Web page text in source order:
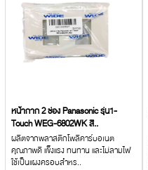
หน้ากาก 2 ช่อง Panasonic รุ่น1-
Touch WEG-6802WK สี..
ผลิตจากพลาสติกโพลีคาร์บอเนต
คุณภาพดี แข็งแรง ทนทาน และไม่ลามไฟ
ใช้เป็นแผงครอบสำหร..